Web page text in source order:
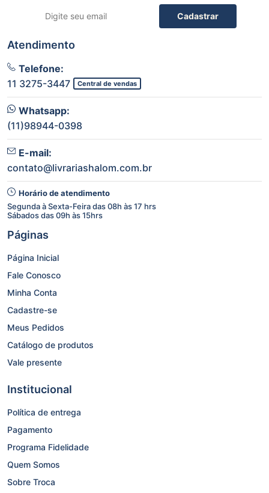
Cadastrar
Atendimento
Telefone:
11 3275-3447
Central de vendas
Whatsapp:
(11)98944-0398
E-mail:
contato@livrariashalom.com.br
Horário de atendimento
Segunda à Sexta-Feira das 08h às 17 hrs
Sábados das 09h às 15hrs
Páginas
Página Inicial
Fale Conosco
Minha Conta
Cadastre-se
Meus Pedidos
Catálogo de produtos
Vale presente
Institucional
Política de entrega
Pagamento
Programa Fidelidade
Quem Somos
Sobre Troca